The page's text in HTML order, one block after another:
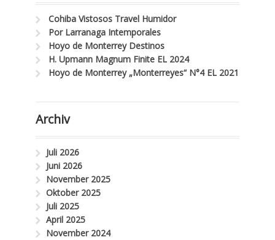
Cohiba Vistosos Travel Humidor
Por Larranaga Intemporales
Hoyo de Monterrey Destinos
H. Upmann Magnum Finite EL 2024
Hoyo de Monterrey „Monterreyes“ N°4 EL 2021
Archiv
Juli 2026
Juni 2026
November 2025
Oktober 2025
Juli 2025
April 2025
November 2024